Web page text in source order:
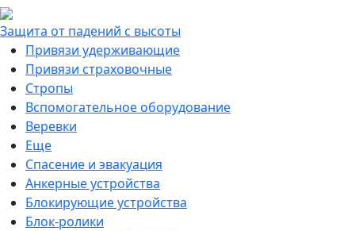
Защита от падений с высоты
Привязи удерживающие
Привязи страховочные
Стропы
Вспомогательное оборудование
Веревки
Еще
Спасение и эвакуация
Анкерные устройства
Блокирующие устройства
Блок-ролики